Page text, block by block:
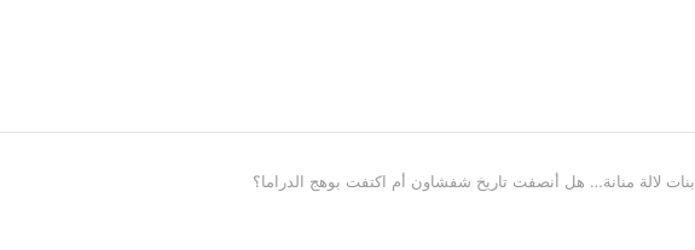
بنات لالة منانة… هل أنصفت تاريخ شفشاون أم اكتفت بوهج الدراما؟